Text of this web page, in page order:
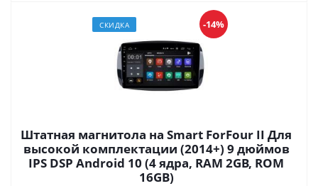
СКИДКА -14%
Штатная магнитола на Smart ForFour II Для
высокой комплектации (2014+) 9 дюймов
IPS DSP Android 10 (4 ядра, RAM 2GB, ROM
16GB)